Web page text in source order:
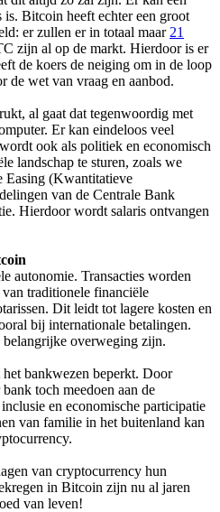
is. Bitcoin heeft echter een groot
er zullen er in totaal maar 21
zijn al op de markt. Hierdoor is er
de koers de neiging om in de loop
de wet van vraag en aanbod.
al gaat dat tegenwoordig met
Er kan eindeloos veel
ook als politiek en economisch
landschap te sturen, zoals we
Easing (Kwantitatieve
van de Centrale Bank
Hierdoor wordt salaris ontvangen
autonomie. Transacties worden
traditionele financiële
Dit leidt tot lagere kosten en
bij internationale betalingen.
overweging zijn.
het bankwezen beperkt. Door
toch meedoen aan de
en economische participatie
van familie in het buitenland kan
van cryptocurrency hun
in Bitcoin zijn nu al jaren
van leven!